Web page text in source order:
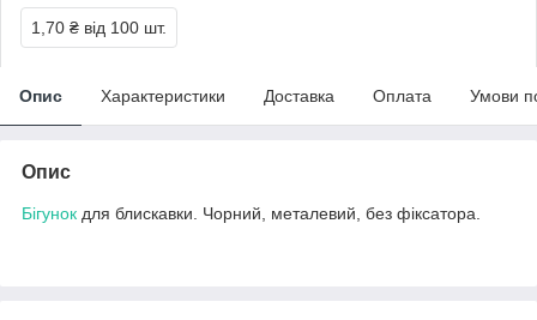
1,70 ₴ від 100 шт.
Опис Характеристики Доставка Оплата Умови
Опис
Бігунок для блискавки. Чорний, металевий, без фіксатора.